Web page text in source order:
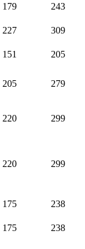
179
243
227
309
151 205
205 279
220 299
220 299
175 238
175
238